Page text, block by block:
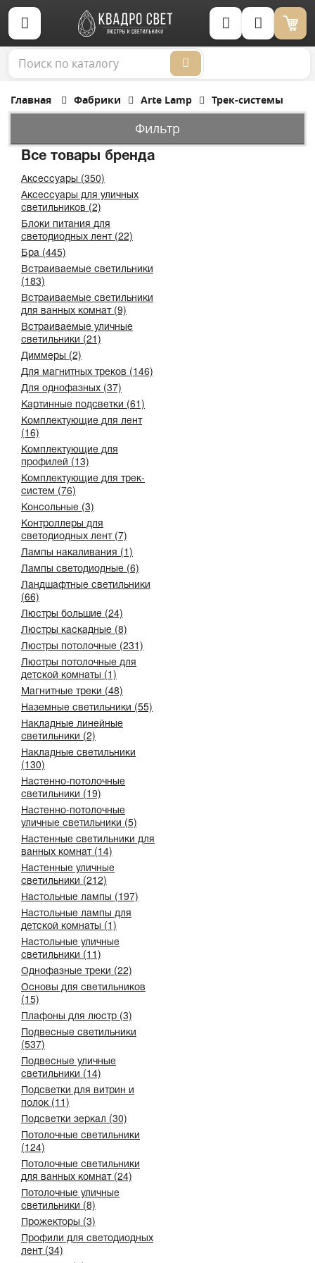
Корзина (0)
Главная Фабрики Arte Lamp Трек-системы
Фильтр
Все товары бренда
Аксессуары (350)
Аксессуары для уличных
светильников (2)
Блоки питания для
светодиодных лент (22)
Бра (445)
Встраиваемые светильники
(183)
Встраиваемые светильники
для ванных комнат (9)
Встраиваемые уличные
светильники (21)
Диммеры (2)
Для магнитных треков (146)
Для однофазных (37)
Картинные подсветки (61)
Комплектующие для лент
(16)
Комплектующие для
профилей (13)
Комплектующие для трек-
систем (76)
Консольные (3)
Контроллеры для
светодиодных лент (7)
Лампы накаливания (1)
Лампы светодиодные (6)
Ландшафтные светильники
(66)
Люстры большие (24)
Люстры каскадные (8)
Люстры потолочные (231)
Люстры потолочные для
детской комнаты (1)
Магнитные треки (48)
Наземные светильники (55)
Накладные линейные
светильники (2)
Накладные светильники
(130)
Настенно-потолочные
светильники (19)
Настенно-потолочные
уличные светильники (5)
Настенные светильники для
ванных комнат (14)
Настенные уличные
светильники (212)
Настольные лампы (197)
Настольные лампы для
детской комнаты (1)
Настольные уличные
светильники (11)
Однофазные треки (22)
Основы для светильников
(15)
Плафоны для люстр (3)
Подвесные светильники
(537)
Подвесные уличные
светильники (14)
Подсветки для витрин и
полок (11)
Подсветки зеркал (30)
Потолочные светильники
(124)
Потолочные светильники
для ванных комнат (24)
Потолочные уличные
светильники (8)
Прожекторы (3)
Профили для светодиодных
лент (34)